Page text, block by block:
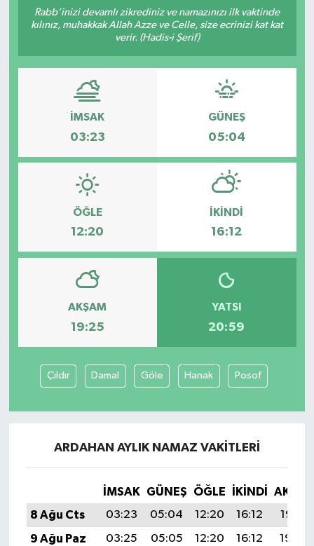
Rabb’inizi devamlı zikrediniz ve namazınızı ilk vaktinde
kılınız, muhakkak Allah Azze ve Celle, size ecrinizi kat kat
verir. (Hadis-i Şerif)
İMSAK
03:23
GÜNEŞ
05:04
ÖĞLE
12:20
İKINDI
16:12
AKŞAM
19:25
YATSI
20:59
Çıldır Damal Göle Hanak Posof
ARDAHAN AYLIK NAMAZ VAKITLERI
İMSAK GÜNEŞ ÖĞLE İKINDI
8 Ağu Cts
03:23 05:04 12:20 16:12
19:25
9 Ağu Paz
03:25 05:05 12:20 16:12
19:24
TEKNOLOJİ